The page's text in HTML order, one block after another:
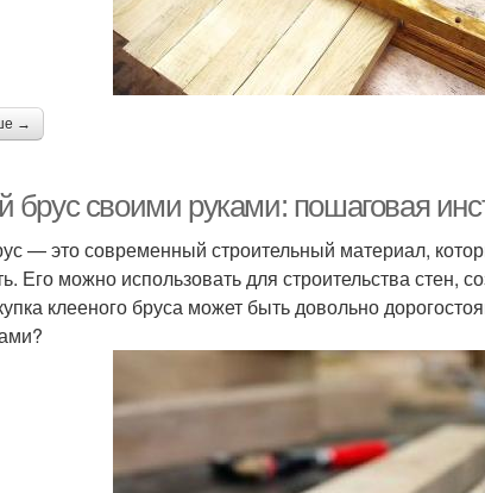
→
брус своими руками: пошаговая
— это современный строительный материал,
Его можно использовать для строительства
клееного бруса может быть довольно